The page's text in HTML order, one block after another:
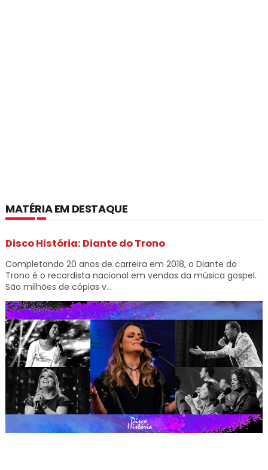
MATÉRIA EM DESTAQUE
Disco História: Diante do Trono
Completando 20 anos de carreira em 2018, o Diante do
Trono é o recordista nacional em vendas da música gospel.
São milhões de cópias v...